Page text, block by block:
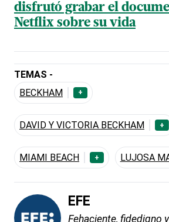
disfrutó grabar el
Netflix sobre su vida
TEMAS -
BECKHAM
+
DAVID Y VICTORIA BECKHAM +
MIAMI BEACH + LUJOSA
EFE
Fehaciente, fidedigno